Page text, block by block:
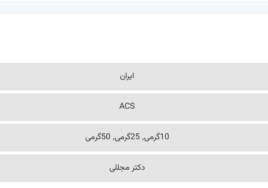
ایران
ACS
10گرمی, 25گرمی, 50گرمی
دکتر مجللی